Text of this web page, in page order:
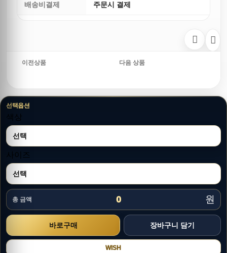
배송비결제 주문시 결제
이전상품 다음 상품
선택옵션
색상
사이즈
총 금액 0 원
WISH